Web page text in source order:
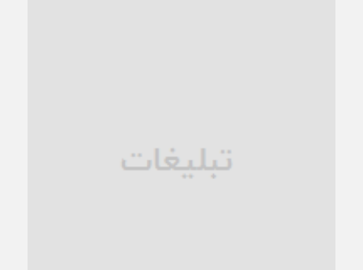
ترجیح عقلانیت ایرانی بر دیدگاه‌های آخرالزمانی